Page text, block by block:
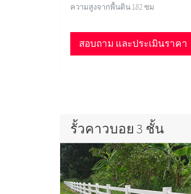
ความสูงจากพื้นดิน 182 ซม
สอบถาม และประเมินราคา
รั้วคาวบอย 3 ชั้น